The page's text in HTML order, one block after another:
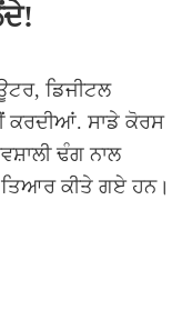
ਡਿਜੀਟਲ
ਕਰਦੀਆਂ. ਸਾਡੇ ਕੋਰਸ
ਢੰਗ ਨਾਲ
ਕੀਤੇ ਗਏ ਹਨ।